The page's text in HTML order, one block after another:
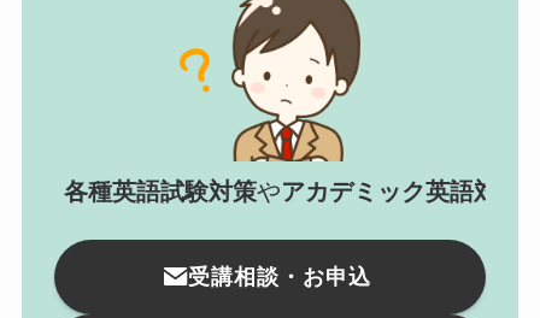
各種英語試験対策やアカデミック英語対策
受講相談・お申込